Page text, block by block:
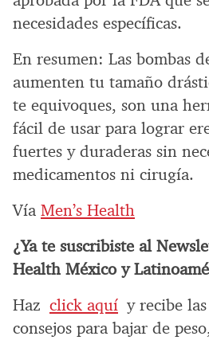
necesidades específicas.
En resumen: Las bombas
aumenten tu tamaño
te equivoques, son una
fácil de usar para lograr
fuertes y duraderas sin
medicamentos ni cirugía.
Vía Men’s Health
¿Ya te suscribiste al
Health México y
Haz click aquí y recibe
consejos para bajar de